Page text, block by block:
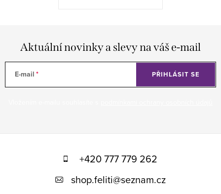
Aktuální novinky a slevy na váš e-mail
E-mail PŘIHLÁSIT SE
+420 777 779 262
shop.feliti@seznam.cz